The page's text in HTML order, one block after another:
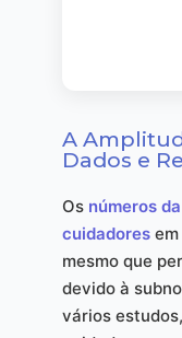
A
Dados e
Os números
cuidadoresem
mesmo que
devido à
vários